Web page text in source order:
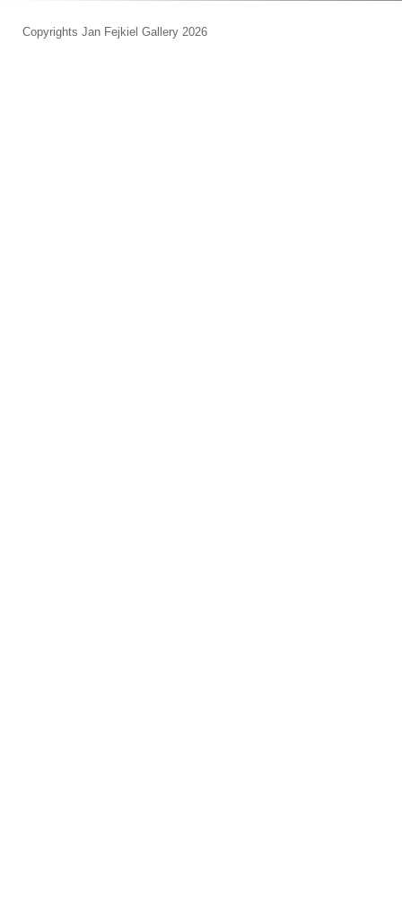
Copyrights Jan Fejkiel Gallery 2026